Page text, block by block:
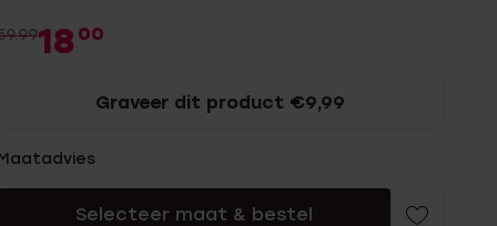
18 00
Graveer dit product €9,99
Selecteer maat & bestel